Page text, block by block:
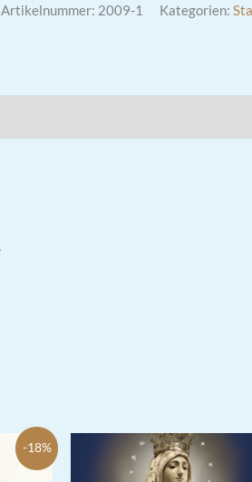
Artikelnummer: 2009-1 Kategorien:
-18%